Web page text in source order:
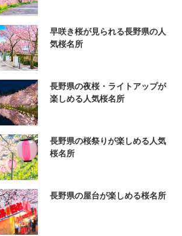
早咲き桜が見られる長野県の人
気桜名所
長野県の夜桜・ライトアップが
楽しめる人気桜名所
長野県の桜祭りが楽しめる人気
桜名所
長野県の屋台が楽しめる桜名所